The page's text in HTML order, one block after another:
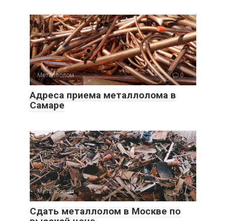
Металлолом 0
Адреса приема металлолома в
Самаре
Металлолом 0
Сдать металлолом в Москве по